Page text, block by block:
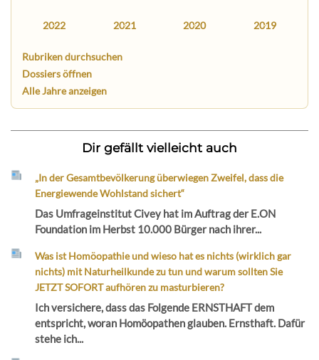
2022 2021 2020 2019
Rubriken durchsuchen
Dossiers öffnen
Alle Jahre anzeigen
Dir gefällt vielleicht auch
„In der Gesamtbevölkerung überwiegen Zweifel, dass die
Energiewende Wohlstand sichert“
Das Umfrageinstitut Civey hat im Auftrag der E.ON
Foundation im Herbst 10.000 Bürger nach ihrer...
Was ist Homöopathie und wieso hat es nichts (wirklich gar
nichts) mit Naturheilkunde zu tun und warum sollten Sie
JETZT SOFORT aufhören zu masturbieren?
Ich versichere, dass das Folgende ERNSTHAFT dem
entspricht, woran Homöopathen glauben. Ernsthaft. Dafür
stehe ich...